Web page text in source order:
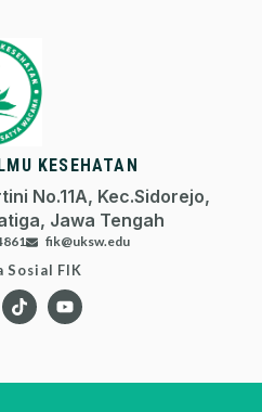
KESEHATAN
No.11A, Kec.Sidorejo,
Jawa Tengah
fik@uksw.edu
Sosial FIK